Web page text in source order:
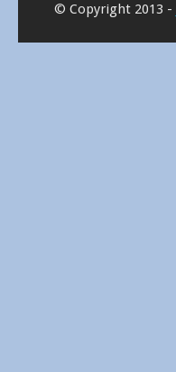
© Copyright 2013 -